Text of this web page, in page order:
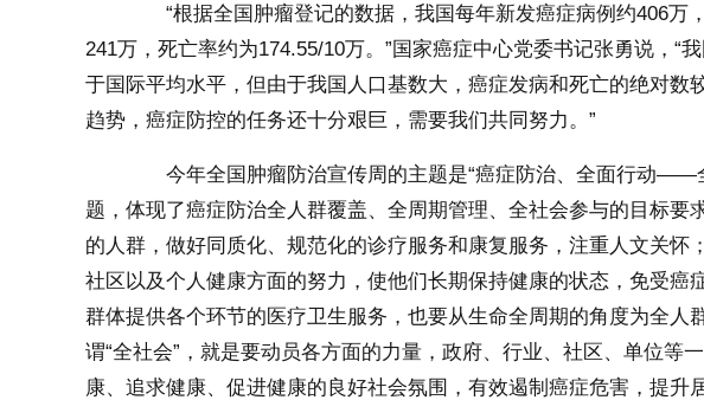
“根据全国肿瘤登记的数据，我国每年新发癌症病例约406万
241万，死亡率约为174.55/10万。”国家癌症中心党委书记张勇说，“
于国际平均水平，但由于我国人口基数大，癌症发病和死亡的绝对数
趋势，癌症防控的任务还十分艰巨，需要我们共同努力。”
今年全国肿瘤防治宣传周的主题是“癌症防治、全面行动——
题，体现了癌症防治全人群覆盖、全周期管理、全社会参与的目标要
的人群，做好同质化、规范化的诊疗服务和康复服务，注重人文关怀
社区以及个人健康方面的努力，使他们长期保持健康的状态，免受癌
群体提供各个环节的医疗卫生服务，也要从生命全周期的角度为全人
谓“全社会”，就是要动员各方面的力量，政府、行业、社区、单位等
康、追求健康、促进健康的良好社会氛围，有效遏制癌症危害，提升